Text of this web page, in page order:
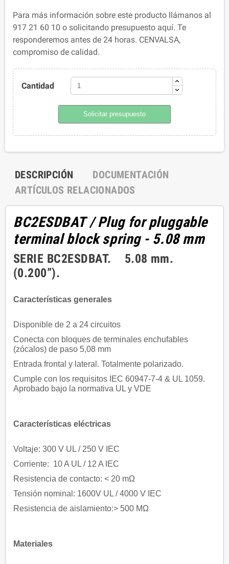
Para más información sobre este producto llámanos al
917 21 60 10 o solicitando presupuesto aquí. Te
responderemos antes de 24 horas. CENVALSA,
compromiso de calidad.
Cantidad
Solicitar presupuesto
DESCRIPCIÓN
DOCUMENTACIÓN
ARTÍCULOS RELACIONADOS
BC2ESDBAT/ Plug for pluggable
terminal block spring - 5.08 mm
SERIE BC2ESDBAT. 5.08 mm.
(0.200”).
Características generales
Disponible de 2 a 24 circuitos
Conecta con bloques de terminales enchufables
(zócalos) de paso 5,08 mm
Entrada frontal y lateral. Totalmente polarizado.
Cumple con los requisitos IEC 60947-7-4 & UL 1059.
Aprobado bajo la normativa UL y VDE
Características eléctricas
Voltaje: 300 V UL / 250 V IEC
Corriente: 10 A UL / 12 A IEC
Resistencia de contacto: < 20 mΩ
Tensión nominal: 1600V UL / 4000 V IEC
Resistencia de aislamiento:> 500 MΩ
Materiales